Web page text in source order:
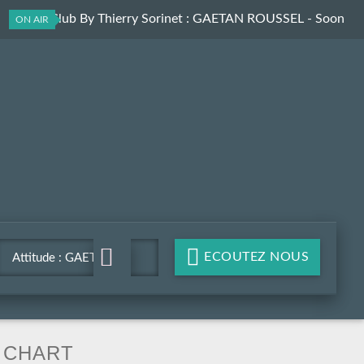
ON AIR
ElectroClub By Thierry Sorinet : GAETAN ROUSSEL - Soon
Attitude : GAETAN
ROUSSEL - Soon
ECOUTEZ NOUS
CHART